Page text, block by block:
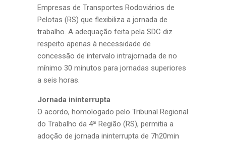
Empresas de Transportes Rodoviários de
Pelotas (RS) que flexibiliza a jornada de
trabalho. A adequação feita pela SDC diz
respeito apenas à necessidade de
concessão de intervalo intrajornada de no
mínimo 30 minutos para jornadas superiores
a seis horas.
Jornada ininterrupta
O acordo, homologado pelo Tribunal Regional
do Trabalho da 4ª Região (RS), permitia a
adoção de jornada ininterrupta de 7h20min